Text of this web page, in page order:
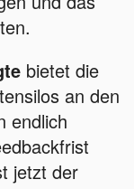
bietet die
an den
endlich
jetzt der